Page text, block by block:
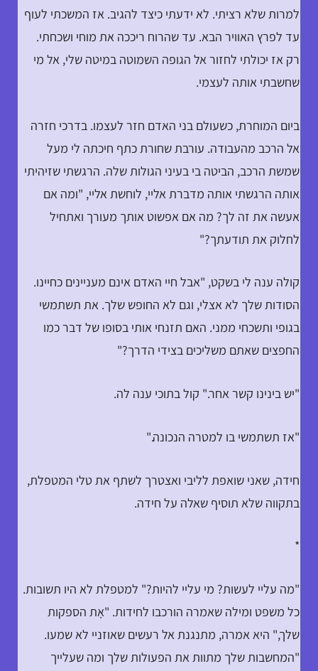
למרות שלא רציתי. לא ידעתי כיצד להגיב. אז המשכתי לעוף
עד לפרץ האוויר הבא. עד שהרוח ריככה את מוחי ושכחתי.
רק אז יכולתי לחזור אל הגופה השמוטה במיטה שלי, אל מי
שחשבתי אותה לעצמי.
ביום המוחרת, כשעולם בני האדם חזר לעצמו. בדרכי חזרה
אל הרכב מהעבודה. עורבת שחורת כתף חיכתה לי מעל
שמשת הרכב, הביטה בי בעיני הגולות שלה. הרגשתי שזיהיתי
אותה הרגשתי אותה מדברת אליי, לוחשת אליי, "ומה אם
אעשה את זה לך? מה אם אפשוט אותך מעורך ואתחיל
לחלוק את תודעתך?"
קולה ענה לי בשקט, "אבל חיי האדם אינם מעניינים כחיינו.
הסודות שלך לא אצלי, וגם לא החופש שלך. את תשתמשי
בגופי ותשכחי ממני. האם תזנחי אותי בסופו של דבר כמו
החפצים שאתם משליכים בצידי הדרך?"
"יש בינינו קשר אחר." קול בתוכי ענה לה.
"אז תשתמשי בו למטרה הנכונה."
חידה, שאני שואפת לליבי ואצטרך לשתף את טלי המטפלת,
בתקווה שלא תוסיף שאלה על חידה.
*
"מה עליי לעשות? מי עליי להיות?" למטפלת לא היו תשובות.
כל משפט ומילה שאמרה הורכבו לחידות. "אָת הספקות
שלך," היא אמרה, מתנגנת אל רעשים שאוזניי לא שמעו.
"המחשבות שלך מתוות את הפעולות שלך ומה שעלייך